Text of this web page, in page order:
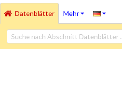
Datenblätter Mehr